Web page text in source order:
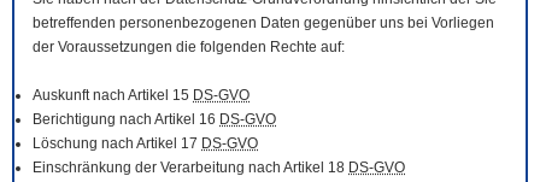
betreffenden personenbezogenen Daten gegenüber uns bei Vorliegen
der Voraussetzungen die folgenden Rechte auf:
Auskunft nach Artikel 15 DS-GVO
Berichtigung nach Artikel 16 DS-GVO
Löschung nach Artikel 17 DS-GVO
Einschränkung der Verarbeitung nach Artikel 18 DS-GVO